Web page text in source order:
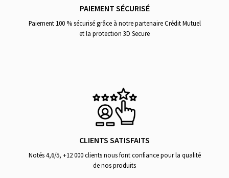
PAIEMENT SÉCURISÉ
Paiement 100 % sécurisé grâce à notre partenaire Crédit Mutuel
et la protection 3D Secure
CLIENTS SATISFAITS
Notés 4,6/5, +12 000 clients nous font confiance pour la qualité
de nos produits